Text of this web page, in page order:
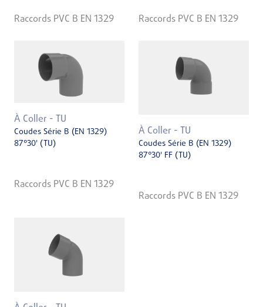
Raccords PVC B EN 1329 Raccords PVC B EN 1329
À Coller - TU
Coudes Série B (EN 1329)
87°30' (TU)
Raccords PVC B EN 1329
À Coller - TU
Coudes Série B (EN 1329)
87°30' FF (TU)
Raccords PVC B EN 1329